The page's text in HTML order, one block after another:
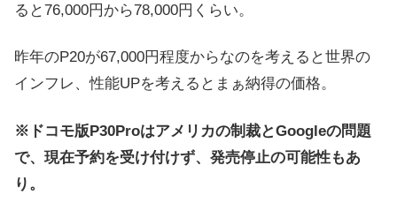
ると76,000円から78,000円くらい。
昨年のP20が67,000円程度からなのを考えると世界の
インフレ、性能UPを考えるとまぁ納得の価格。
※ドコモ版P30Proはアメリカの制裁とGoogleの問題
で、現在予約を受け付けず、発売停止の可能性もあ
り。